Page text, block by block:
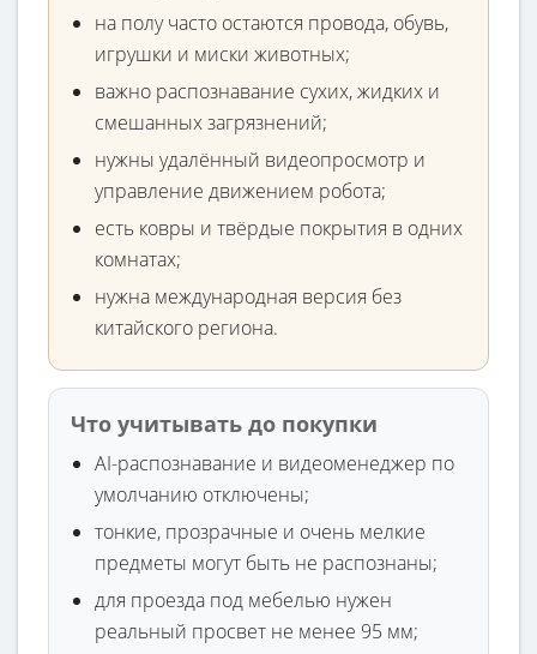
на полу часто остаются провода, обувь,
игрушки и миски животных;
важно распознавание сухих, жидких и
смешанных загрязнений;
нужны удалённый видеопросмотр и
управление движением робота;
есть ковры и твёрдые покрытия в одних
комнатах;
нужна международная версия без
китайского региона.
Что учитывать до покупки
AI-распознавание и видеоменеджер по
умолчанию отключены;
тонкие, прозрачные и очень мелкие
предметы могут быть не распознаны;
для проезда под мебелью нужен
реальный просвет не менее 95 мм;